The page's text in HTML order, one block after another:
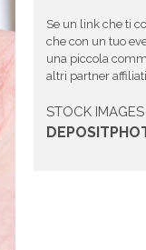
Se un link che ti
che con un tuo
una piccola
altri partner affiliati.
STOCK